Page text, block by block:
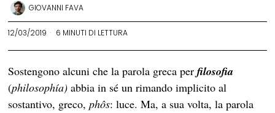
GIOVANNI FAVA
12/03/2019 6 MINUTI DI LETTURA
Sostengono alcuni che la parola greca perfilosofia
(philosophía)abbia in sé un rimando implicito al
sostantivo, greco,phôs: luce. Ma, a sua volta, la parola